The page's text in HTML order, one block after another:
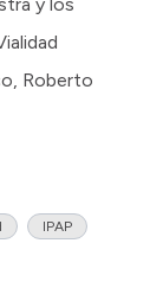
Roberto
IPAP